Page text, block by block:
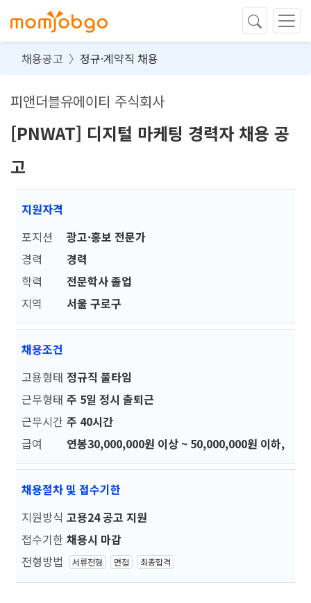
채용공고 정규·계약직 채용
피앤더블유에이티 주식회사
[PNWAT] 디지털 마케팅 경력자 채용 공
고
지원자격
포지션
광고·홍보 전문가
경력
경력
학력
전문학사 졸업
지역
서울 구로구
채용조건
고용형태 정규직 풀타임
근무형태 주 5일 정시 출퇴근
근무시간 주 40시간
급여
연봉30,000,000원 이상 ~ 50,000,000원 이하,
채용절차 및 접수기한
지원방식 고용24 공고 지원
접수기한 채용시 마감
전형방법
서류전형 면접 최종합격